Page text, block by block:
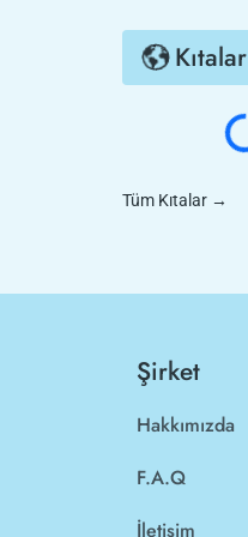
Kıtalar
Tüm Kıtalar →
Şirket
Hakkımızda
F.A.Q
İletişim